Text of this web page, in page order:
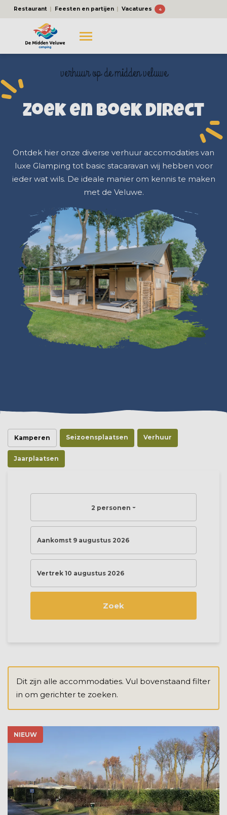
Restaurant Feesten en partijen Vacatures 4
verhuur op de midden veluwe
Zoek en boek direct
Ontdek hier onze diverse verhuur accomodaties van
luxe Glamping tot basic stacaravan wij hebben voor
ieder wat wils. De ideale manier om kennis te maken
met de Veluwe.
Kamperen Seizoensplaatsen Verhuur
Jaarplaatsen
2 personen
Aankomst 9 augustus 2026
Vertrek 10 augustus 2026
Zoek
Dit zijn alle accommodaties. Vul bovenstaand filter
in om gerichter te zoeken.
NIEUW